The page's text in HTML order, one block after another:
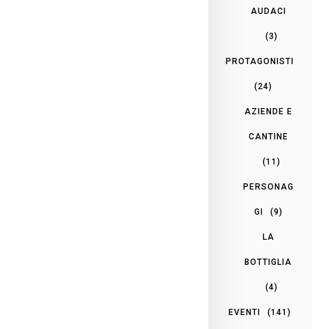
AUDACI
(3)
PROTAGONISTI
(24)
AZIENDE E
CANTINE
(11)
PERSONAG
GI (9)
LA
BOTTIGLIA
(4)
EVENTI (141)